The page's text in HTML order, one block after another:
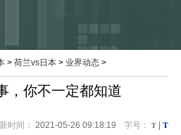
>荷兰vs日本 >业界动态 >
，你不一定都知道
时间： 2021-05-26 09:18:19 字号： T T